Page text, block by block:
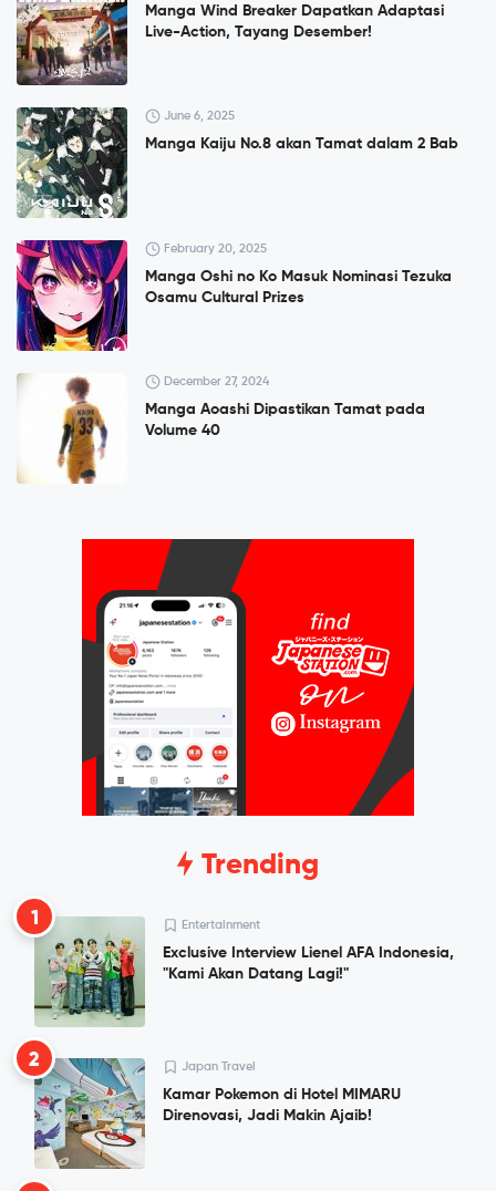
Manga Wind Breaker Dapatkan Adaptasi
Live-Action, Tayang Desember!
June 6, 2025
Manga Kaiju No.8 akan Tamat dalam 2 Bab
February 20, 2025
Manga Oshi no Ko Masuk Nominasi Tezuka
Osamu Cultural Prizes
December 27, 2024
Manga Aoashi Dipastikan Tamat pada
Volume 40
Trending
1 Entertainment
Exclusive Interview Lienel AFA Indonesia,
"Kami Akan Datang Lagi!"
2 Japan Travel
Kamar Pokemon di Hotel MIMARU
Direnovasi, Jadi Makin Ajaib!